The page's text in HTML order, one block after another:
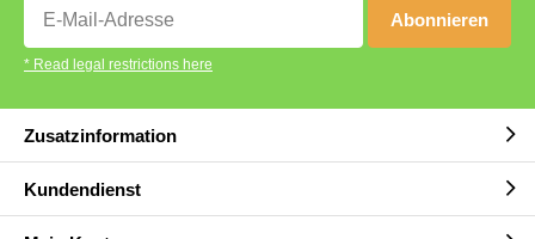
Abonnieren
* Read legal restrictions here
Zusatzinformation
Kundendienst